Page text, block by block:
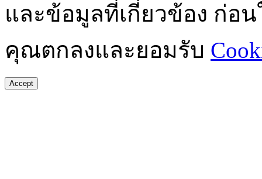
และข้อมูลที่เกี่ยวข้อง ก่อน
คุณตกลงและยอมรับ
Accept